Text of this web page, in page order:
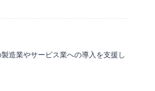
造業やサービス業への導入を支援し